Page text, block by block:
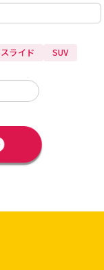
スライド SUV